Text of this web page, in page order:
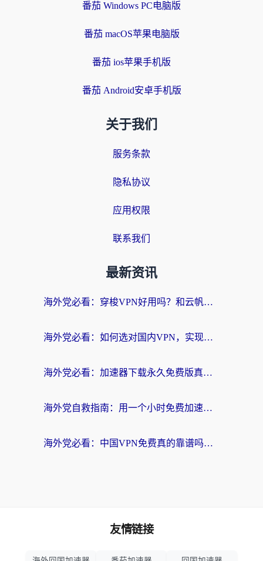
番茄 Windows PC电脑版
番茄 macOS苹果电脑版
番茄 ios苹果手机版
番茄 Android安卓手机版
关于我们
服务条款
隐私协议
应用权限
联系我们
最新资讯
海外党必看：穿梭VPN好用吗？和云帆VPN对比哪个回国效果更好？附真实测评+避坑指南
海外党必看：如何选对国内VPN，实现无缝访问国内资源？
海外党必看：加速器下载永久免费版真的存在吗？教你无缝访问国内资源的正确姿势
海外党自救指南：用一个小时免费加速器，轻松打破国内资源访问壁垒？
海外党必看：中国VPN免费真的靠谱吗？手把手教你选对回国加速器
友情链接